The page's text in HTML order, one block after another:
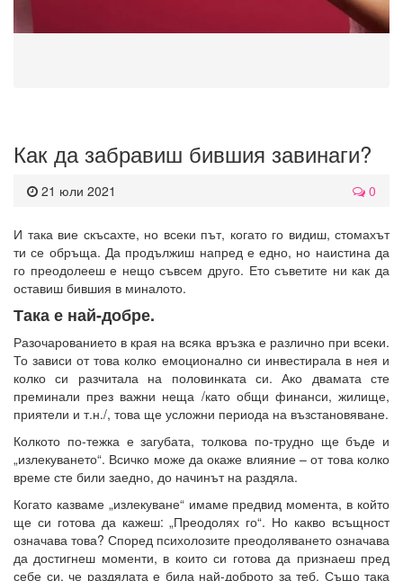
Как да забравиш бившия завинаги?
21 юли 2021 0
И така вие скъсахте, но всеки път, когато го видиш, стомахът
ти се обръща. Да продължиш напред е едно, но наистина да
го преодолееш е нещо съвсем друго. Ето съветите ни как да
оставиш бившия в миналото.
Така е най-добре.
Разочарованието в края на всяка връзка е различно при всеки.
То зависи от това колко емоционално си инвестирала в нея и
колко си разчитала на половинката си. Ако двамата сте
преминали през важни неща /като общи финанси, жилище,
приятели и т.н./, това ще усложни периода на възстановяване.
Колкото по-тежка е загубата, толкова по-трудно ще бъде и
„излекуването“. Всичко може да окаже влияние – от това колко
време сте били заедно, до начинът на раздяла.
Когато казваме „излекуване“ имаме предвид момента, в който
ще си готова да кажеш: „Преодолях го“. Но какво всъщност
означава това? Според психолозите преодоляването означава
да достигнеш моменти, в които си готова да признаеш пред
себе си, че раздялата е била най-доброто за теб. Също така